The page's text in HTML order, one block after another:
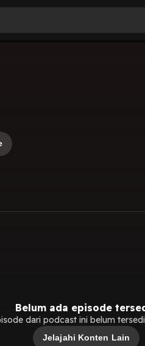
Belum ada episode
dari podcast ini belum
Jelajahi Konten Lain